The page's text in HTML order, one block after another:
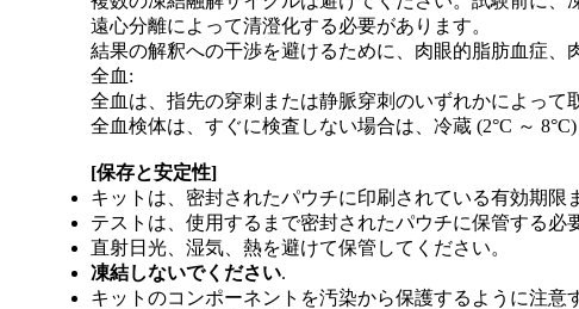
遠心分離によって清澄化する必要があります。
結果の解釈への干渉を避けるために、肉眼的脂肪血症、
全血:
全血は、指先の穿刺または静脈穿刺のいずれかによって
全血検体は、すぐに検査しない場合は、冷蔵 (2°C ～
[保存と安定性]
キットは、密封されたパウチに印刷されている有効期限
テストは、使用するまで密封されたパウチに保管する必
直射日光、湿気、熱を避けて保管してください。
凍結しないでください.
キットのコンポーネントを汚染から保護するように注